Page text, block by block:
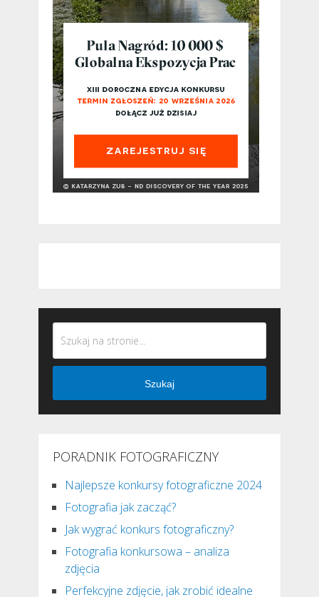
Szukaj
PORADNIK FOTOGRAFICZNY
Najlepsze konkursy fotograficzne 2024
Fotografia jak zacząć?
Jak wygrać konkurs fotograficzny?
Fotografia konkursowa – analiza
zdjęcia
Perfekcyjne zdjęcie, jak zrobić idealne